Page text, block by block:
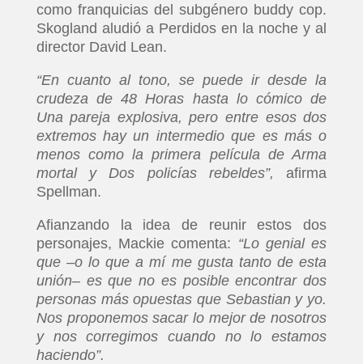
como franquicias del subgénero buddy cop.
Skogland aludió a Perdidos en la noche y al
director David Lean.
“En cuanto al tono, se puede ir desde la
crudeza de 48 Horas hasta lo cómico de
Una pareja explosiva, pero entre esos dos
extremos hay un intermedio que es más o
menos como la primera película de Arma
mortal y Dos policías rebeldes”,afirma
Spellman.
Afianzando la idea de reunir estos dos
personajes, Mackie comenta: “Lo genial es
que –o lo que a mí me gusta tanto de esta
unión– es que no es posible encontrar dos
personas más opuestas que Sebastian y yo.
Nos proponemos sacar lo mejor de nosotros
y nos corregimos cuando no lo estamos
haciendo”.